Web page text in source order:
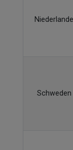
Niederlande
Schweden